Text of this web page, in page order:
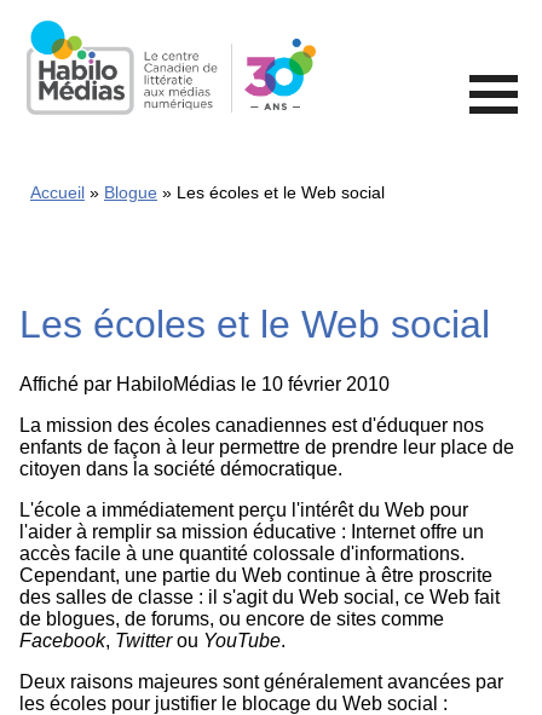
main
content
Accueil Blogue Les écoles et le Web social
Les écoles et le Web social
Affiché par HabiloMédias le 10 février 2010
La mission des écoles canadiennes est d'éduquer nos
enfants de façon à leur permettre de prendre leur place de
citoyen dans la société démocratique.
L'école a immédiatement perçu l'intérêt du Web pour
l'aider à remplir sa mission éducative : Internet offre un
accès facile à une quantité colossale d'informations.
Cependant, une partie du Web continue à être proscrite
des salles de classe : il s'agit du Web social, ce Web fait
de blogues, de forums, ou encore de sites comme
Facebook, Twitterou YouTube.
Deux raisons majeures sont généralement avancées par
les écoles pour justifier le blocage du Web social :